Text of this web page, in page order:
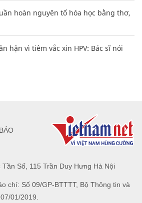
hoàn nguyên tố hóa học bằng thơ,
hận vì tiêm vắc xin HPV: Bác sĩ nói
Số, 115 Trần Duy Hưng Hà Nội
chí: Số 09/GP-BTTTT, Bộ Thông tin và
01/2019.